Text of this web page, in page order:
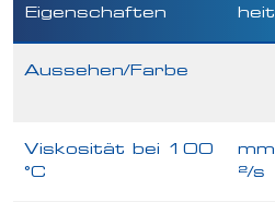
Eigenschaften
heit
Aussehen/Farbe
Viskosität bei 100
°C
mm
²/s